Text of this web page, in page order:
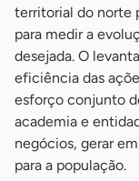
territorial do norte
para medir a
desejada. O
eficiência das
esforço conjunto
academia e
negócios, gerar
para a população.